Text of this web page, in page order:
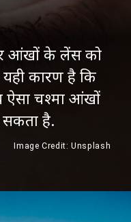
आंखों के लेंस को
कारण है कि
ऐसा चश्मा आंखों
सकता है.
Image Credit: Unsplash